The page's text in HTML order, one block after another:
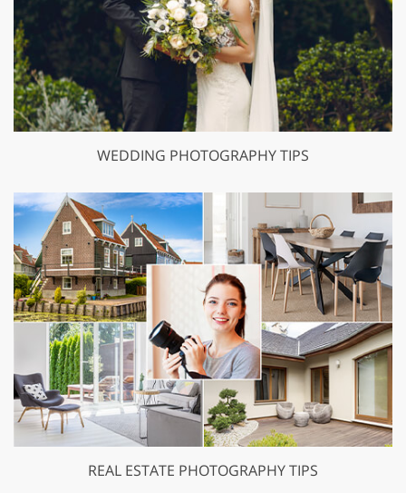
WEDDING PHOTOGRAPHY TIPS
REAL ESTATE PHOTOGRAPHY TIPS